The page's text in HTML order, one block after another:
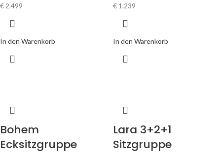
€2.499
In den Warenkorb
€ 1.239
In den Warenkorb
Bohem
Ecksitzgruppe
Lara 3+2+1
Sitzgruppe